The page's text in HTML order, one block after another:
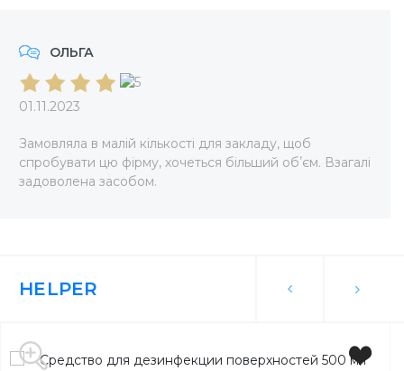
ОЛЬГА
01.11.2023
Замовляла в малій кількості для закладу, щоб
спробувати цю фірму, хочеться більший обʼєм. Взагалі
задоволена засобом.
HELPER